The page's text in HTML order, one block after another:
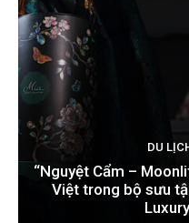
DU
“Nguyệt Cẩm –
Việt trong bộ sưu